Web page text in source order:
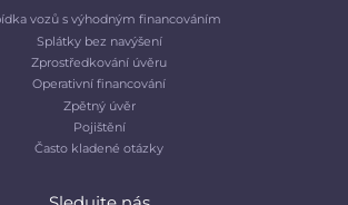
vozů s výhodným financováním
Splátky bez navýšení
Zprostředkování úvěru
Operativní financování
Zpětný úvěr
Pojištění
Často kladené otázky